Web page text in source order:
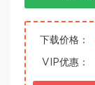
下载价格：
VIP优惠：